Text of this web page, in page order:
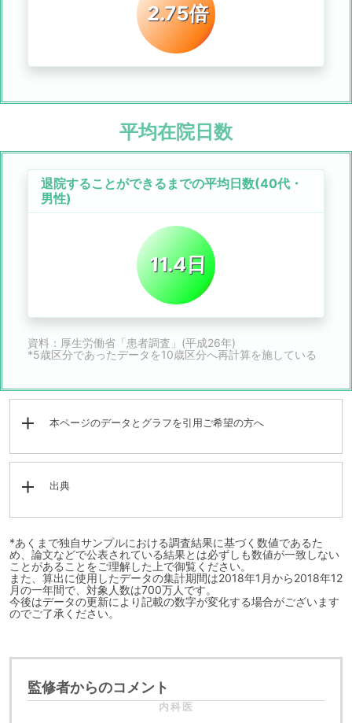
2.75倍
平均在院日数
退院することができるまでの平均日数(40代・
男性)
11.4日
資料：厚生労働省「患者調査」(平成26年)
*5歳区分であったデータを10歳区分へ再計算を施している
本ページのデータとグラフを引用ご希望の方へ
出典
*あくまで独自サンプルにおける調査結果に基づく数値であるた
め、論文などで公表されている結果とは必ずしも数値が一致しない
ことがあることをご理解した上で御覧ください。
また、算出に使用したデータの集計期間は2018年1月から2018年12
月の一年間で、対象人数は700万人です。
今後はデータの更新により記載の数字が変化する場合がございます
のでご了承ください。
監修者からのコメント
内科医